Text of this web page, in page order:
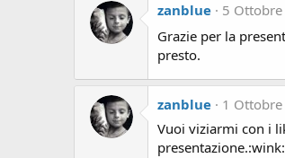
zanblue
5
Grazie per la
presto.
zanblue
1
Vuoi viziarmi con i
presentazione.:wink: